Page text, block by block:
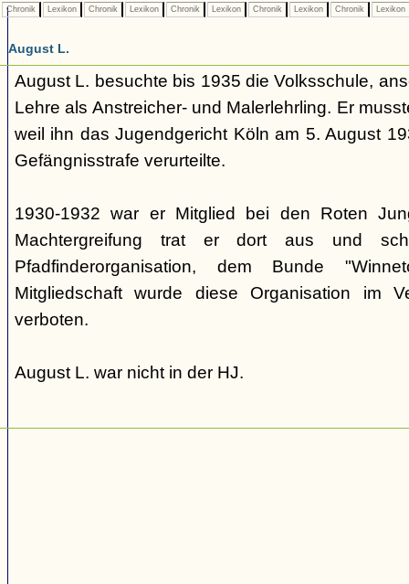
Chronik Lexikon Chronik Lexikon Chronik Lexikon Chronik Lexikon Chronik Lexikon
August L.
August L. besuchte bis 1935 die Volksschule,
Lehre als Anstreicher- und Malerlehrling. Er
weil ihn das Jugendgericht Köln am 5. August
Gefängnisstrafe verurteilte.
1930-1932 war er Mitglied bei den Roten
Machtergreifung trat er dort aus und
Pfadfinderorganisation, dem Bunde
Mitgliedschaft wurde diese Organisation im
verboten.
August L. war nicht in der HJ.